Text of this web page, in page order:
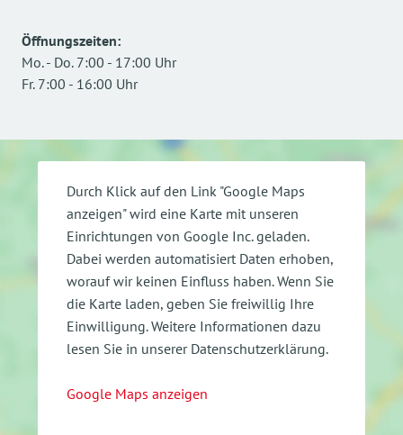
Öffnungszeiten:
Mo.- Do. 7:00 - 17:00 Uhr
Fr. 7:00 - 16:00 Uhr
Durch Klick auf den Link "Google Maps
anzeigen" wird eine Karte mit unseren
Einrichtungen von Google Inc. geladen.
Dabei werden automatisiert Daten erhoben,
worauf wir keinen Einfluss haben. Wenn Sie
die Karte laden, geben Sie freiwillig Ihre
Einwilligung. Weitere Informationen dazu
lesen Sie in unserer Datenschutzerklärung.
Google Maps anzeigen